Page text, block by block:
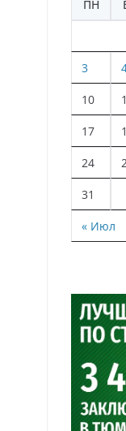
ПН
« Июл
3
10
17
24
31